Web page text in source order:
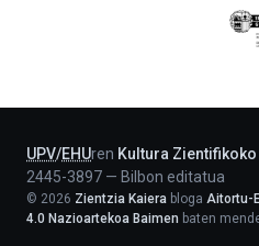
UPV/EHUren Kultura
2445-3897 — Bilbon editatua
© 2026 Zientzia Kaiera bloga Aitortu-
4.0 Nazioartekoa Baimen baten